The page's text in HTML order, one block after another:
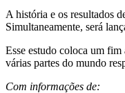
A história e os resultados
Simultaneamente, será
Esse estudo coloca um fim
várias partes do mundo
Com informações de: